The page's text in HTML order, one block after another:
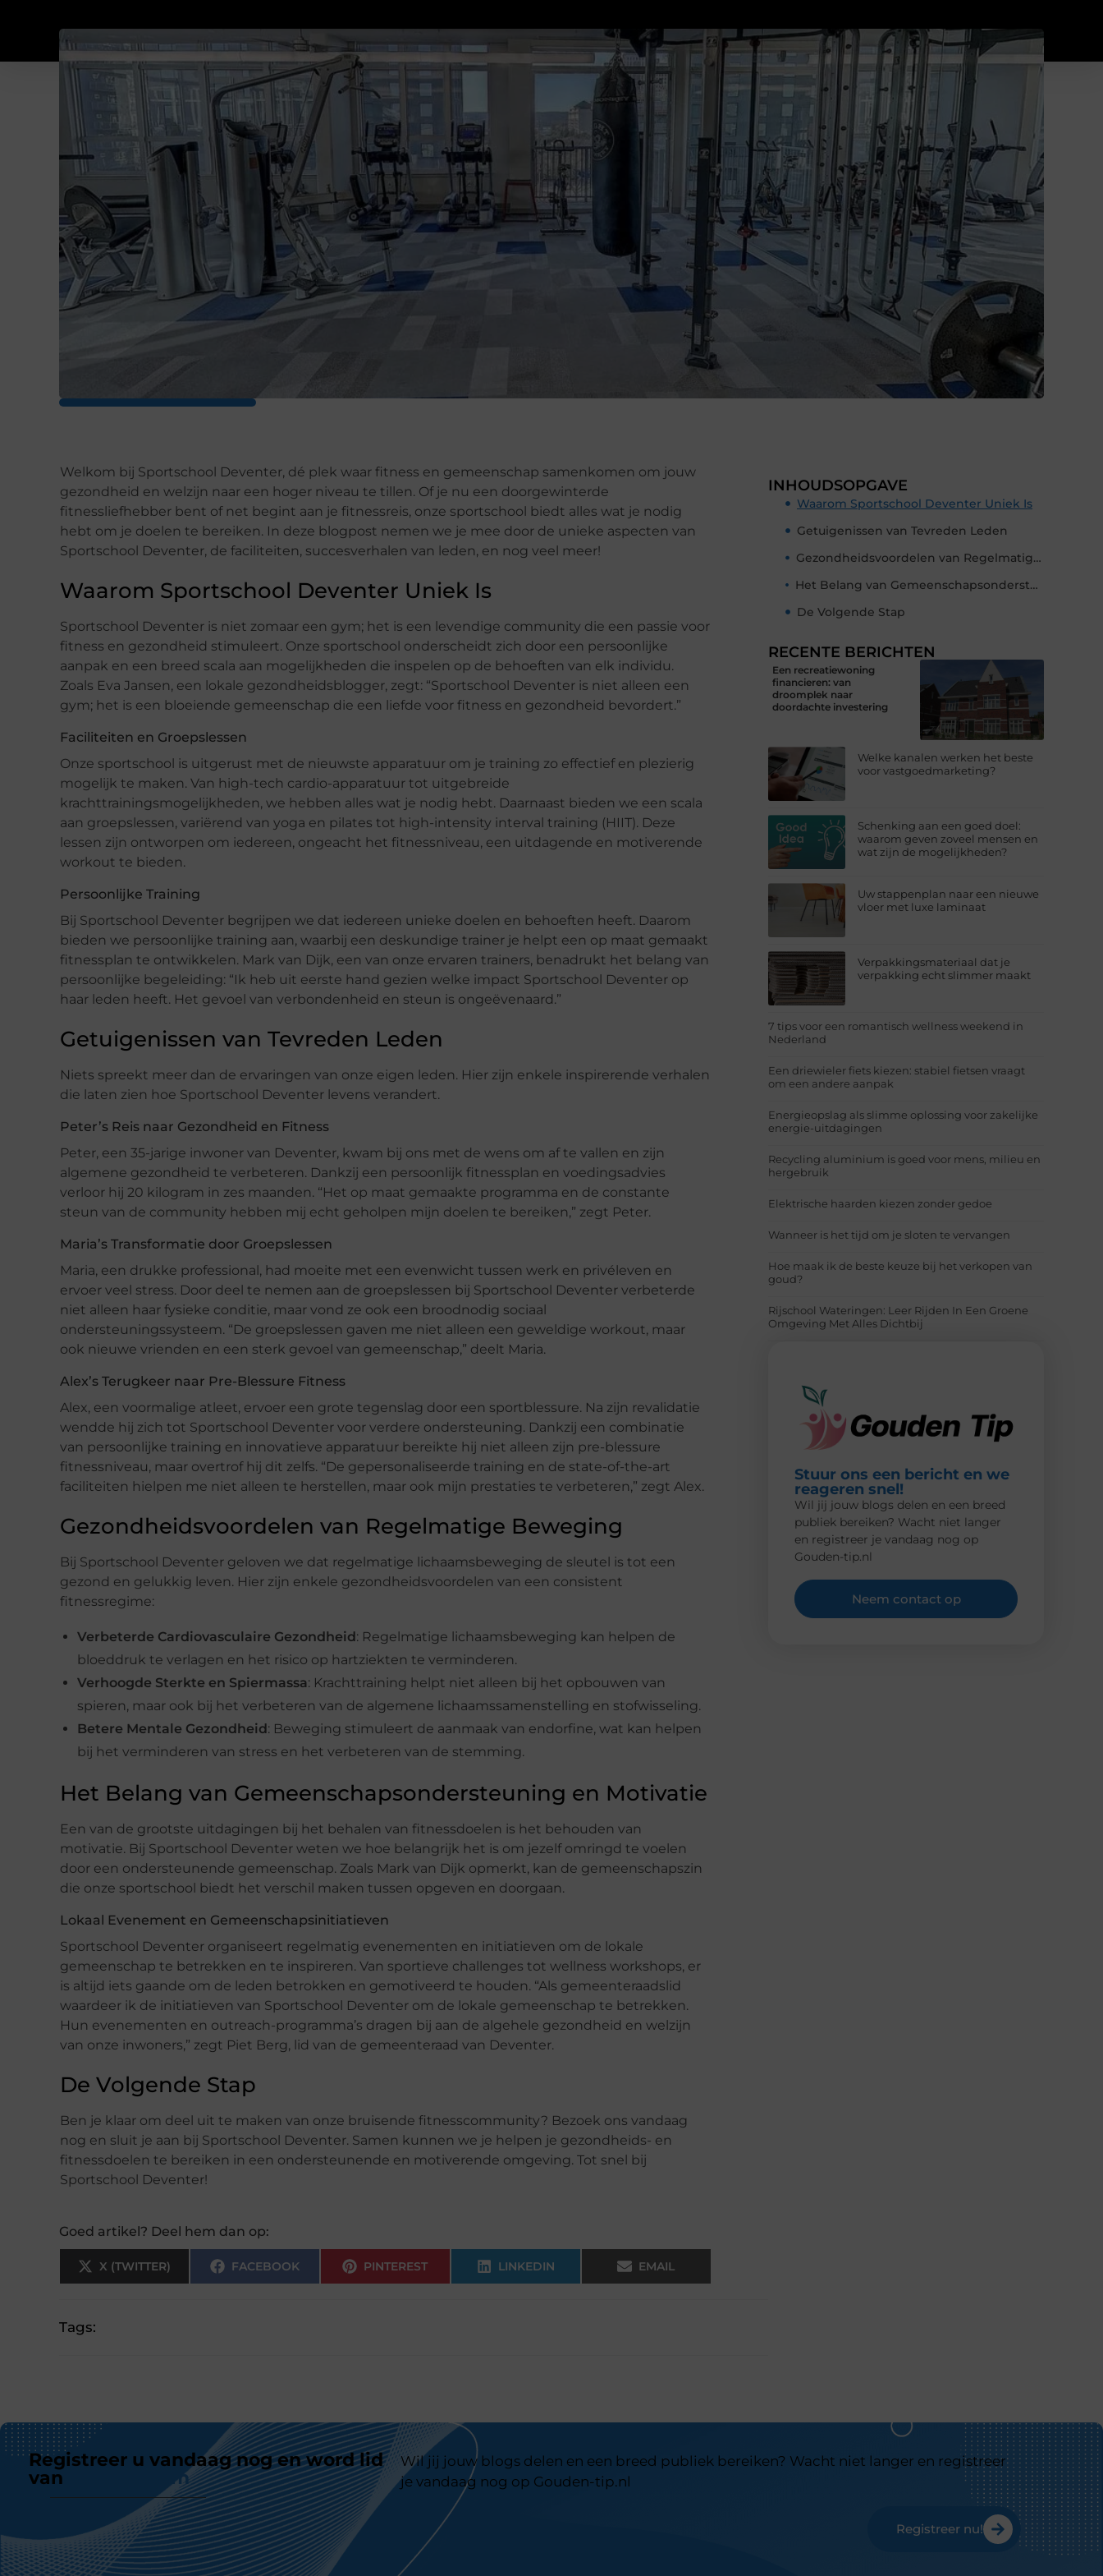
Welkom bij Sportschool Deventer, dé plek waar fitness en gemeenschap samenkomen om jouw
gezondheid en welzijn naar een hoger niveau te tillen. Of je nu een doorgewinterde
fitnessliefhebber bent of net begint aan je fitnessreis, onze sportschool biedt alles wat je nodig
hebt om je doelen te bereiken. In deze blogpost nemen we je mee door de unieke aspecten van
Sportschool Deventer, de faciliteiten, succesverhalen van leden, en nog veel meer!
Waarom Sportschool Deventer Uniek Is
Sportschool Deventer is niet zomaar een gym; het is een levendige community die een passie voor
fitness en gezondheid stimuleert. Onze sportschool onderscheidt zich door een persoonlijke
aanpak en een breed scala aan mogelijkheden die inspelen op de behoeften van elk individu.
Zoals Eva Jansen, een lokale gezondheidsblogger, zegt: “Sportschool Deventer is niet alleen een
gym; het is een bloeiende gemeenschap die een liefde voor fitness en gezondheid bevordert.”
Faciliteiten en Groepslessen
Onze sportschool is uitgerust met de nieuwste apparatuur om je training zo effectief en plezierig
mogelijk te maken. Van high-tech cardio-apparatuur tot uitgebreide
krachttrainingsmogelijkheden, we hebben alles wat je nodig hebt. Daarnaast bieden we een scala
aan groepslessen, variërend van yoga en pilates tot high-intensity interval training (HIIT). Deze
lessen zijn ontworpen om iedereen, ongeacht het fitnessniveau, een uitdagende en motiverende
workout te bieden.
Persoonlijke Training
Bij Sportschool Deventer begrijpen we dat iedereen unieke doelen en behoeften heeft. Daarom
bieden we persoonlijke training aan, waarbij een deskundige trainer je helpt een op maat gemaakt
fitnessplan te ontwikkelen. Mark van Dijk, een van onze ervaren trainers, benadrukt het belang van
persoonlijke begeleiding: “Ik heb uit eerste hand gezien welke impact Sportschool Deventer op
haar leden heeft. Het gevoel van verbondenheid en steun is ongeëvenaard.”
Getuigenissen van Tevreden Leden
Niets spreekt meer dan de ervaringen van onze eigen leden. Hier zijn enkele inspirerende verhalen
die laten zien hoe Sportschool Deventer levens verandert.
Peter’s Reis naar Gezondheid en Fitness
Peter, een 35-jarige inwoner van Deventer, kwam bij ons met de wens om af te vallen en zijn
algemene gezondheid te verbeteren. Dankzij een persoonlijk fitnessplan en voedingsadvies
verloor hij 20 kilogram in zes maanden. “Het op maat gemaakte programma en de constante
steun van de community hebben mij echt geholpen mijn doelen te bereiken,” zegt Peter.
Maria’s Transformatie door Groepslessen
Maria, een drukke professional, had moeite met een evenwicht tussen werk en privéleven en
ervoer veel stress. Door deel te nemen aan de groepslessen bij Sportschool Deventer verbeterde
niet alleen haar fysieke conditie, maar vond ze ook een broodnodig sociaal
ondersteuningssysteem. “De groepslessen gaven me niet alleen een geweldige workout, maar
ook nieuwe vrienden en een sterk gevoel van gemeenschap,” deelt Maria.
Alex’s Terugkeer naar Pre-Blessure Fitness
Alex, een voormalige atleet, ervoer een grote tegenslag door een sportblessure. Na zijn revalidatie
wendde hij zich tot Sportschool Deventer voor verdere ondersteuning. Dankzij een combinatie
van persoonlijke training en innovatieve apparatuur bereikte hij niet alleen zijn pre-blessure
fitnessniveau, maar overtrof hij dit zelfs. “De gepersonaliseerde training en de state-of-the-art
faciliteiten hielpen me niet alleen te herstellen, maar ook mijn prestaties te verbeteren,” zegt Alex.
Gezondheidsvoordelen van Regelmatige Beweging
Bij Sportschool Deventer geloven we dat regelmatige lichaamsbeweging de sleutel is tot een
gezond en gelukkig leven. Hier zijn enkele gezondheidsvoordelen van een consistent
fitnessregime:
Verbeterde Cardiovasculaire Gezondheid: Regelmatige lichaamsbeweging kan helpen de
bloeddruk te verlagen en het risico op hartziekten te verminderen.
Verhoogde Sterkte en Spiermassa: Krachttraining helpt niet alleen bij het opbouwen van
spieren, maar ook bij het verbeteren van de algemene lichaamssamenstelling en stofwisseling.
Betere Mentale Gezondheid: Beweging stimuleert de aanmaak van endorfine, wat kan helpen
bij het verminderen van stress en het verbeteren van de stemming.
Het Belang van Gemeenschapsondersteuning en Motivatie
Een van de grootste uitdagingen bij het behalen van fitnessdoelen is het behouden van
motivatie. Bij Sportschool Deventer weten we hoe belangrijk het is om jezelf omringd te voelen
door een ondersteunende gemeenschap. Zoals Mark van Dijk opmerkt, kan de gemeenschapszin
die onze sportschool biedt het verschil maken tussen opgeven en doorgaan.
Lokaal Evenement en Gemeenschapsinitiatieven
Sportschool Deventer organiseert regelmatig evenementen en initiatieven om de lokale
gemeenschap te betrekken en te inspireren. Van sportieve challenges tot wellness workshops, er
is altijd iets gaande om de leden betrokken en gemotiveerd te houden. “Als gemeenteraadslid
waardeer ik de initiatieven van Sportschool Deventer om de lokale gemeenschap te betrekken.
Hun evenementen en outreach-programma’s dragen bij aan de algehele gezondheid en welzijn
van onze inwoners,” zegt Piet Berg, lid van de gemeenteraad van Deventer.
De Volgende Stap
Ben je klaar om deel uit te maken van onze bruisende fitnesscommunity? Bezoek ons vandaag
nog en sluit je aan bij Sportschool Deventer. Samen kunnen we je helpen je gezondheids- en
fitnessdoelen te bereiken in een ondersteunende en motiverende omgeving. Tot snel bij
Sportschool Deventer!
Goed artikel? Deel hem dan op:
X (TWITTER) FACEBOOK PINTEREST LINKEDIN EMAIL
Tags:
INHOUDSOPGAVE
Waarom Sportschool Deventer Uniek Is
Getuigenissen van Tevreden Leden
Gezondheidsvoordelen van Regelmatige Beweging
Het Belang van Gemeenschapsondersteuning en Motivatie
De Volgende Stap
RECENTE BERICHTEN
Een recreatiewoning
financieren: van
droomplek naar
doordachte investering
Welke kanalen werken het beste
voor vastgoedmarketing?
Schenking aan een goed doel:
waarom geven zoveel mensen en
wat zijn de mogelijkheden?
Uw stappenplan naar een nieuwe
vloer met luxe laminaat
Verpakkingsmateriaal dat je
verpakking echt slimmer maakt
7 tips voor een romantisch wellness weekend in
Nederland
Een driewieler fiets kiezen: stabiel fietsen vraagt
om een andere aanpak
Energieopslag als slimme oplossing voor zakelijke
energie-uitdagingen
Recycling aluminium is goed voor mens, milieu en
hergebruik
Elektrische haarden kiezen zonder gedoe
Wanneer is het tijd om je sloten te vervangen
Hoe maak ik de beste keuze bij het verkopen van
goud?
Rijschool Wateringen: Leer Rijden In Een Groene
Omgeving Met Alles Dichtbij
Stuur ons een bericht en we
reageren snel!
Wil jij jouw blogs delen en een breed
publiek bereiken? Wacht niet langer
en registreer je vandaag nog op
Gouden-tip.nl
Neem contact op
Registreer u vandaag nog en word lid
van
ons platform
Wil jij jouw blogs delen en een breed publiek bereiken? Wacht niet langer en registreer
je vandaag nog op Gouden-tip.nl
Registreer nu!